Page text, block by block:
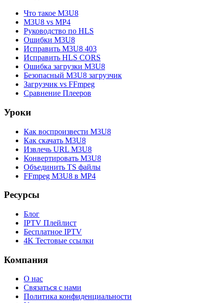
Что такое M3U8
M3U8 vs MP4
Руководство по HLS
Ошибки M3U8
Исправить M3U8 403
Исправить HLS CORS
Ошибка загрузки M3U8
Безопасный M3U8 загрузчик
Загрузчик vs FFmpeg
Сравнение Плееров
Уроки
Как воспроизвести M3U8
Как скачать M3U8
Извлечь URL M3U8
Конвертировать M3U8
Объединить TS файлы
FFmpeg M3U8 в MP4
Ресурсы
Блог
IPTV Плейлист
Бесплатное IPTV
4K Тестовые ссылки
Компания
О нас
Связаться с нами
Политика конфиденциальности